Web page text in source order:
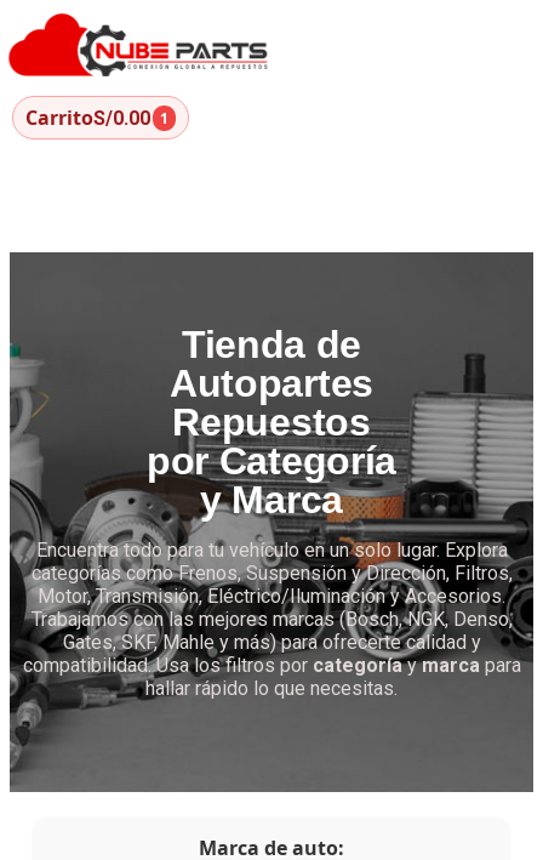
CarritoS/0.00 1
Tienda de
Autopartes
Repuestos
por Categoría
y Marca
Encuentra todo para tu vehículo en un solo lugar. Explora
categorías como Frenos, Suspensión y Dirección, Filtros,
Motor, Transmisión, Eléctrico/Iluminación y Accesorios.
Trabajamos con las mejores marcas (Bosch, NGK, Denso,
Gates, SKF, Mahle y más) para ofrecerte calidad y
compatibilidad. Usa los filtros por categoríaymarcapara
hallar rápido lo que necesitas.
Marca de auto: